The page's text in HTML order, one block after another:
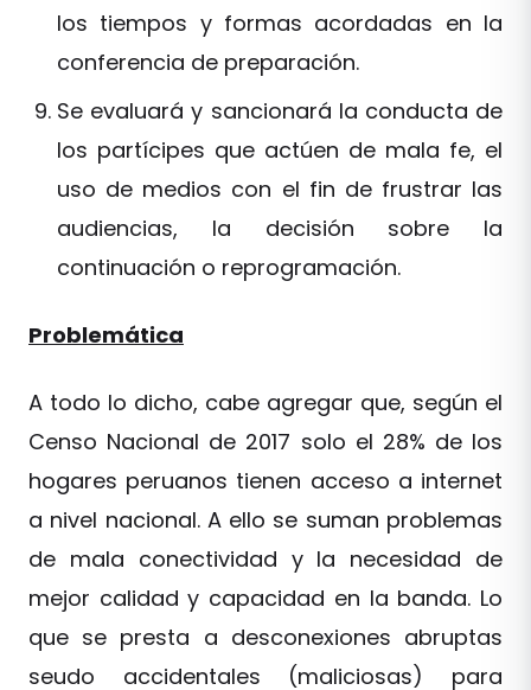
los tiempos y formas acordadas en la
conferencia de preparación.
Se evaluará y sancionará la conducta de
los partícipes que actúen de mala fe, el
uso de medios con el fin de frustrar las
audiencias, la decisión sobre la
continuación o reprogramación.
Problemática
A todo lo dicho, cabe agregar que, según el
Censo Nacional de 2017 solo el 28% de los
hogares peruanos tienen acceso a internet
a nivel nacional. A ello se suman problemas
de mala conectividad y la necesidad de
mejor calidad y capacidad en la banda. Lo
que se presta a desconexiones abruptas
seudo accidentales (maliciosas) para